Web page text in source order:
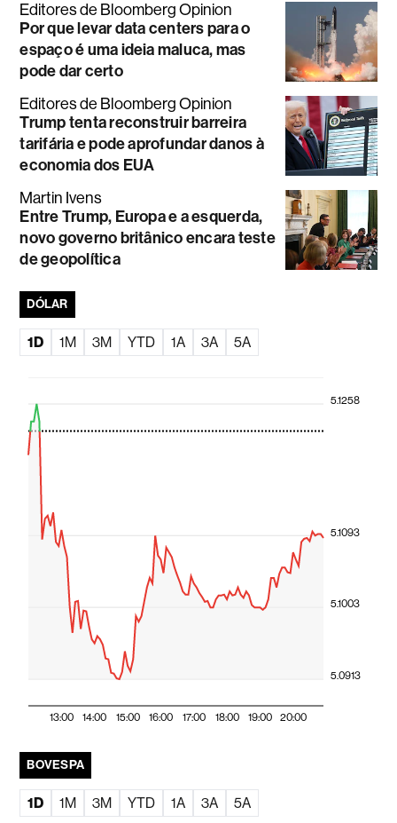
Editores de Bloomberg Opinion
Por que levar data centers para o
espaço é uma ideia maluca, mas
pode dar certo
Editores de Bloomberg Opinion
Trump tenta reconstruir barreira
tarifária e pode aprofundar danos à
economia dos EUA
Martin Ivens
Entre Trump, Europa e a esquerda,
novo governo britânico encara teste
de geopolítica
DÓLAR
1D 1M 3M YTD 1A 3A 5A
13:00 14:00 15:00 16:00 17:00 18:00 19:00 20:00
5.0913
5.1003
5.1093
5.1258
BOVESPA
1D 1M 3M YTD 1A 3A 5A